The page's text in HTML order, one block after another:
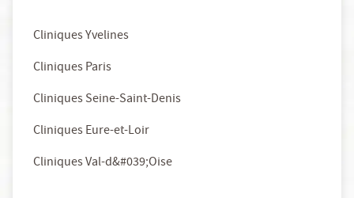
Cliniques Yvelines
Cliniques Paris
Cliniques Seine-Saint-Denis
Cliniques Eure-et-Loir
Cliniques Val-d&#039;Oise